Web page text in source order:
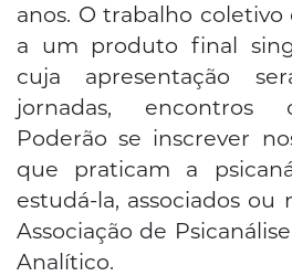
anos. O trabalho coletivo
a um produto final
cuja apresentação
jornadas, encontros
Poderão se inscrever
que praticam a
estudá-la, associados ou
Associação de
Analítico.